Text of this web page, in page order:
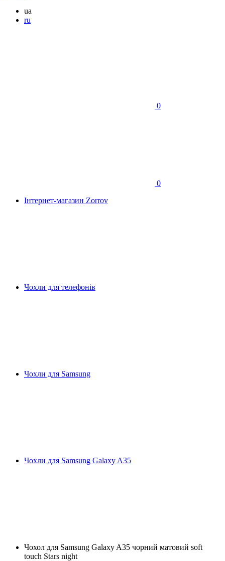
ua
ru
0
0
Інтернет-магазин Zorrov
Чохли для телефонів
Чохли для Samsung
Чохли для Samsung Galaxy A35
Чохол для Samsung Galaxy A35 чорний матовий soft
touch Stars night